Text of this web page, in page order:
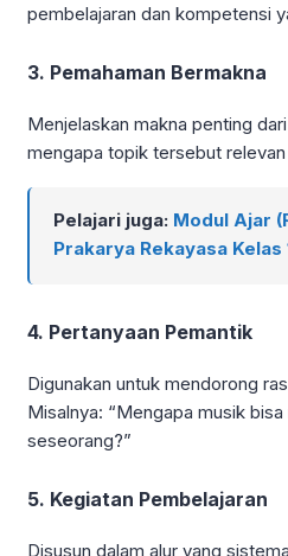
pembelajaran dan kompetensi
3. Pemahaman Bermakna
Menjelaskan makna penting
mengapa topik tersebut
Pelajari juga: Modul Ajar
Prakarya Rekayasa Kelas
4. Pertanyaan Pemantik
Digunakan untuk mendorong
Misalnya: “Mengapa musik
seseorang?”
5. Kegiatan Pembelajaran
Disusun dalam alur yang